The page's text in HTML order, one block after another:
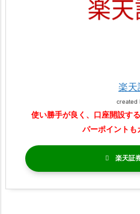
楽天
created
使い勝手が良く、口座開設す
パーポイントも
楽天証